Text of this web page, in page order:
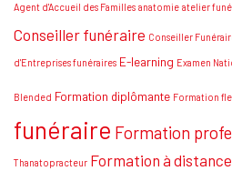
national
thanatopraxie
Conseils
Agent d'Accueil des Familles anatomie atelier
Conseiller funéraire Conseiller
d'Entreprises funéraires E-learning Examen
Blended Formation diplômante Formation
funéraire Formation
Thanatopracteur Formation à distance